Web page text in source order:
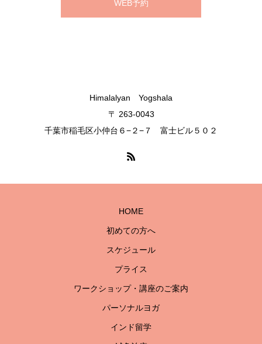
WEB予約
Himalalyan Yogshala
〒 263-0043
千葉市稲毛区小仲台６−２−７ 富士ビル５０２
HOME
初めての方へ
スケジュール
プライス
ワークショップ・講座のご案内
パーソナルヨガ
インド留学